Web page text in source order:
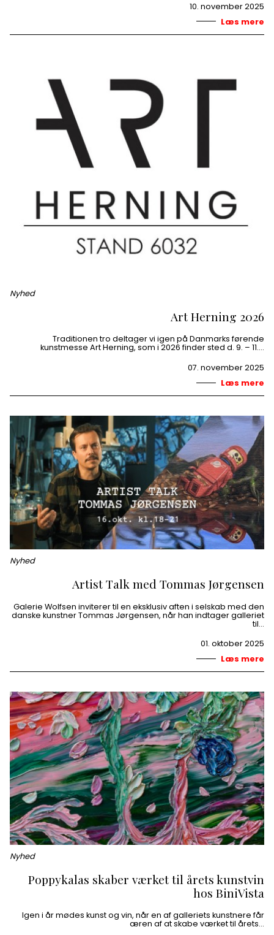
10. november 2025
Læs mere
Nyhed
Art Herning 2026
Traditionen tro deltager vi igen på Danmarks førende
kunstmesse Art Herning, som i 2026 finder sted d. 9. – 11….
07. november 2025
Læs mere
Nyhed
Artist Talk med Tommas Jørgensen
Galerie Wolfsen inviterer til en eksklusiv aften i selskab med den
danske kunstner Tommas Jørgensen, når han indtager galleriet
til…
01. oktober 2025
Læs mere
Nyhed
Poppykalas skaber værket til årets kunstvin
hos BiniVista
Igen i år mødes kunst og vin, når en af galleriets kunstnere får
æren af at skabe værket til årets…